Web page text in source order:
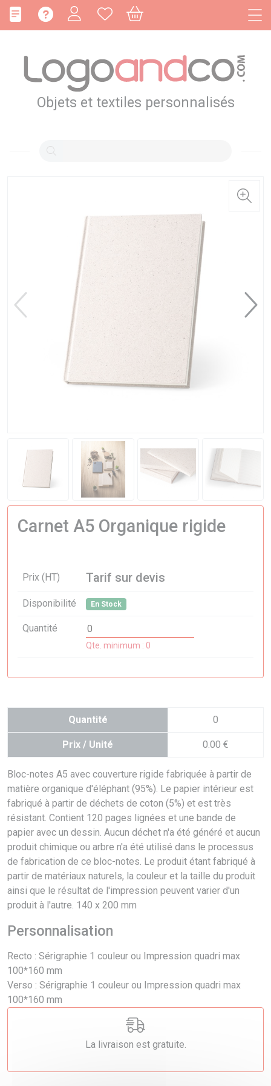
Objets et textiles personnalisés
Carnet A5 Organique rigide
Prix (HT) Tarif sur devis
Disponibilité En Stock
Quantité
Qte. minimum : 0
Quantité 0
Prix / Unité 0.00 €
Bloc-notes A5 avec couverture rigide fabriquée à partir de
matière organique d'éléphant (95%). Le papier intérieur est
fabriqué à partir de déchets de coton (5%) et est très
résistant. Contient 120 pages lignées et une bande de
papier avec un dessin. Aucun déchet n'a été généré et aucun
produit chimique ou arbre n'a été utilisé dans le processus
de fabrication de ce bloc-notes. Le produit étant fabriqué à
partir de matériaux naturels, la couleur et la taille du produit
ainsi que le résultat de l'impression peuvent varier d'un
produit à l'autre. 140 x 200 mm
Personnalisation
Recto : Sérigraphie 1 couleur ou Impression quadri max
100*160 mm
Verso : Sérigraphie 1 couleur ou Impression quadri max
100*160 mm
La livraison est gratuite.
Panneau de gestion des cookies